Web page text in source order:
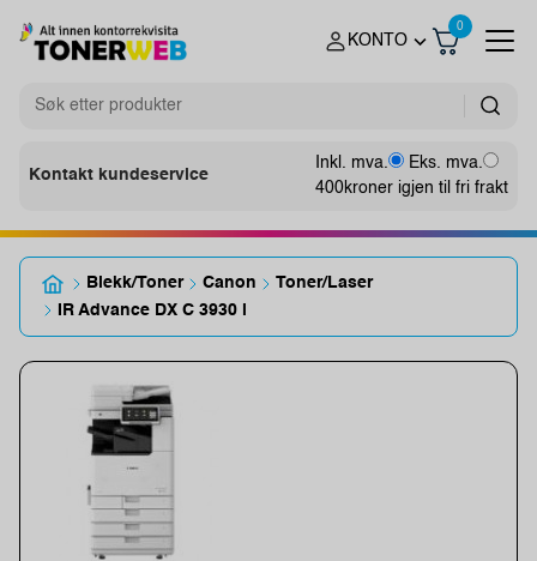
KONTO
0
Kontakt kundeservice
Inkl. mva.
Eks. mva.
400kroner igjen til fri frakt
Blekk/Toner Canon
Toner/Laser
IR Advance DX C 3930 i